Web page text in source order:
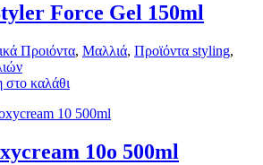
Force Gel 150ml
Προιόντα, Μαλλιά, Προϊόντα styling,
καλάθι
10o 500ml